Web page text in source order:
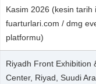
Kasim 2026 (kesin tarih
fuarturlari.com / dmg
platformu)
Riyadh Front Exhibition
Center, Riyad, Suudi